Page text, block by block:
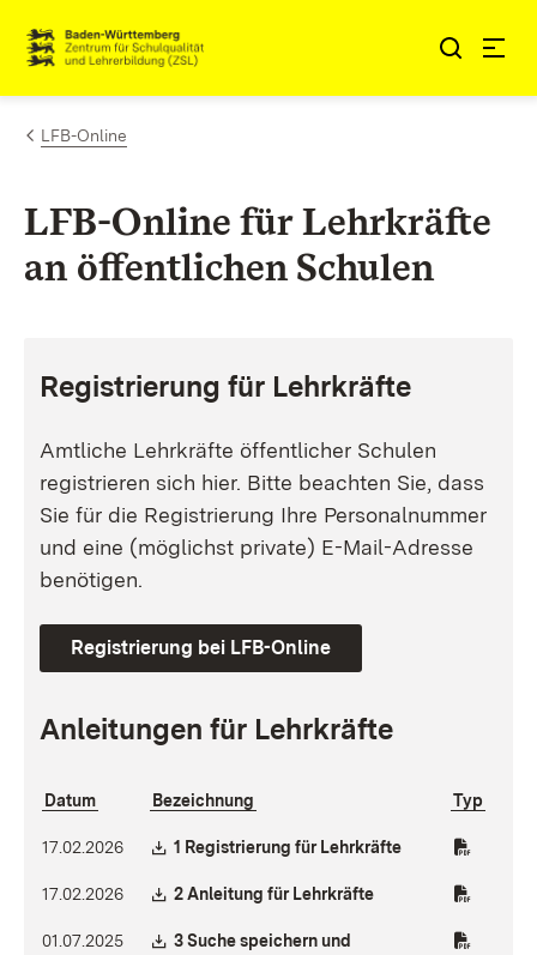
Zum Inhalt springen
LFB-Online
LFB-Online für Lehrkräfte
an öffentlichen Schulen
Registrierung für Lehrkräfte
Amtliche Lehrkräfte öffentlicher Schulen
registrieren sich hier. Bitte beachten Sie, dass
Sie für die Registrierung Ihre Personalnummer
und eine (möglichst private) E-Mail-Adresse
benötigen.
Registrierung bei LFB-Online
Anleitungen für Lehrkräfte
Datum Bezeichnung Typ
17.02.2026 Download:
1 Registrierung für Lehrkräfte(Öffnet in neuem
17.02.2026 Download:
2 Anleitung für Lehrkräfte(Öffnet in neuem
01.07.2025 Download:
3 Suche speichern und